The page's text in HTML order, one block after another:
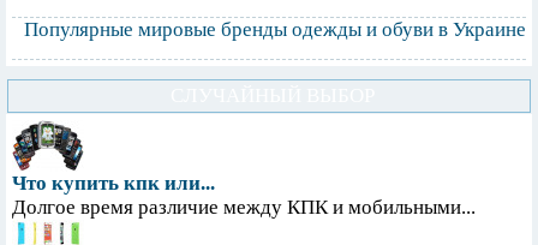
Популярные мировые бренды одежды и обуви в Украине
Что купить кпк или...
Долгое время различие между КПК и мобильными...